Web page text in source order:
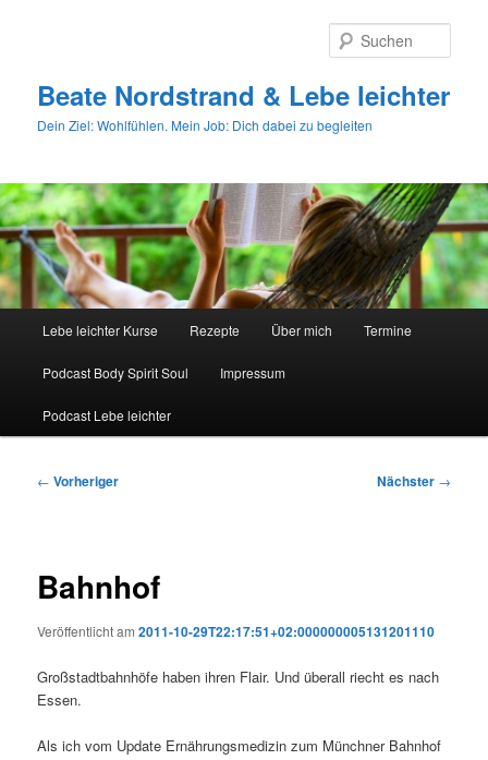
Beate Nordstrand & Lebe leichter
Dein Ziel: Wohlfühlen. Mein Job: Dich dabei zu begleiten
Lebe leichter Kurse Rezepte Über mich Termine
Podcast Body Spirit Soul Impressum
Podcast Lebe leichter
Beitragsnavigation
← Vorheriger Nächster →
Bahnhof
Veröffentlicht am2011-10-29T22:17:51+02:000000005131201110
Großstadtbahnhöfe haben ihren Flair. Und überall riecht es nach
Essen.
Als ich vom Update Ernährungsmedizin zum Münchner Bahnhof